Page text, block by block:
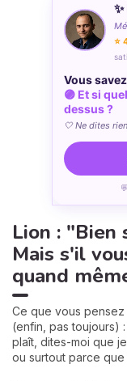
⭐
Vous
🟣 Et si
dessus ?
🤍 Ne dites
Lion : "Bien
Mais s'il
quand
Ce que vous
(enfin, pas toujours)
plaît, dites-moi que
ou surtout parce